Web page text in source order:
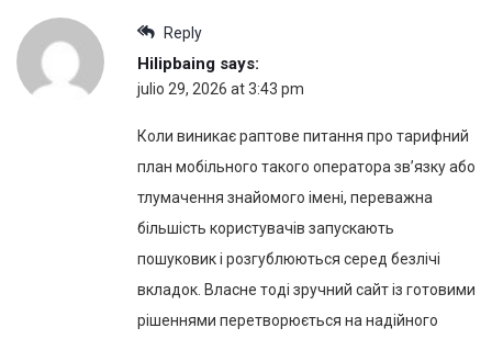
Reply
Hilipbaing says:
julio 29, 2026 at 3:43 pm
Коли виникає раптове питання про тарифний
план мобільного такого оператора зв’язку або
тлумачення знайомого імені, переважна
більшість користувачів запускають
пошуковик і розгублюються серед безлічі
вкладок. Власне тоді зручний сайт із готовими
рішеннями перетворюється на надійного